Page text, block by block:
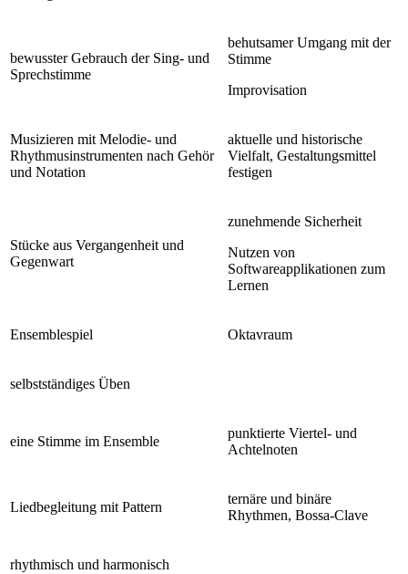
bewusster Gebrauch der Sing- und
Sprechstimme
behutsamer Umgang mit der
Stimme
Improvisation
Musizieren mit Melodie- und
Rhythmusinstrumenten nach Gehör
und Notation
aktuelle und historische
Vielfalt, Gestaltungsmittel
festigen
Stücke aus Vergangenheit und
Gegenwart
zunehmende Sicherheit
Nutzen von
Softwareapplikationen zum
Lernen
Ensemblespiel Oktavraum
selbstständiges Üben
eine Stimme im Ensemble
punktierte Viertel- und
Achtelnoten
Liedbegleitung mit Pattern
ternäre und binäre
Rhythmen, Bossa-Clave
rhythmisch und harmonisch